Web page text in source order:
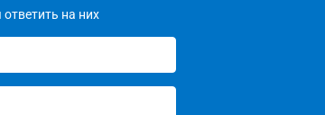
на них